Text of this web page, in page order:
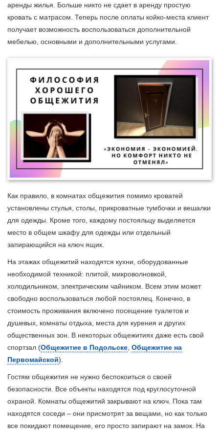
аренды жилья. Больше никто не сдает в аренду простую
кровать с матрасом. Теперь после оплаты койко-места клиент
получает возможность воспользоваться дополнительной
мебелью, основными и дополнительными услугами.
Как правило, в комнатах общежития помимо кроватей
установлены стулья, столы, прикроватные тумбочки и вешалки
для одежды. Кроме того, каждому постояльцу выделяется
место в общем шкафу для одежды или отдельный
запирающийся на ключ ящик.
На этажах общежитий находятся кухни, оборудованные
необходимой техникой: плитой, микроволновкой,
холодильником, электрическим чайником. Всем этим может
свободно воспользоваться любой постоялец. Конечно, в
стоимость проживания включено посещение туалетов и
душевых, комнаты отдыха, места для курения и других
общественных зон. В некоторых общежитиях даже есть свой
спортзал (Общежитие в Подольске Общежитие на
Первомайской).
Гостям общежития не нужно беспокоиться о своей
безопасности. Все объекты находятся под круглосуточной
охраной. Комнаты общежитий закрывают на ключ. Пока там
находятся соседи – они присмотрят за вещами, но как только
все покидают помещение, его просто запирают на замок. На